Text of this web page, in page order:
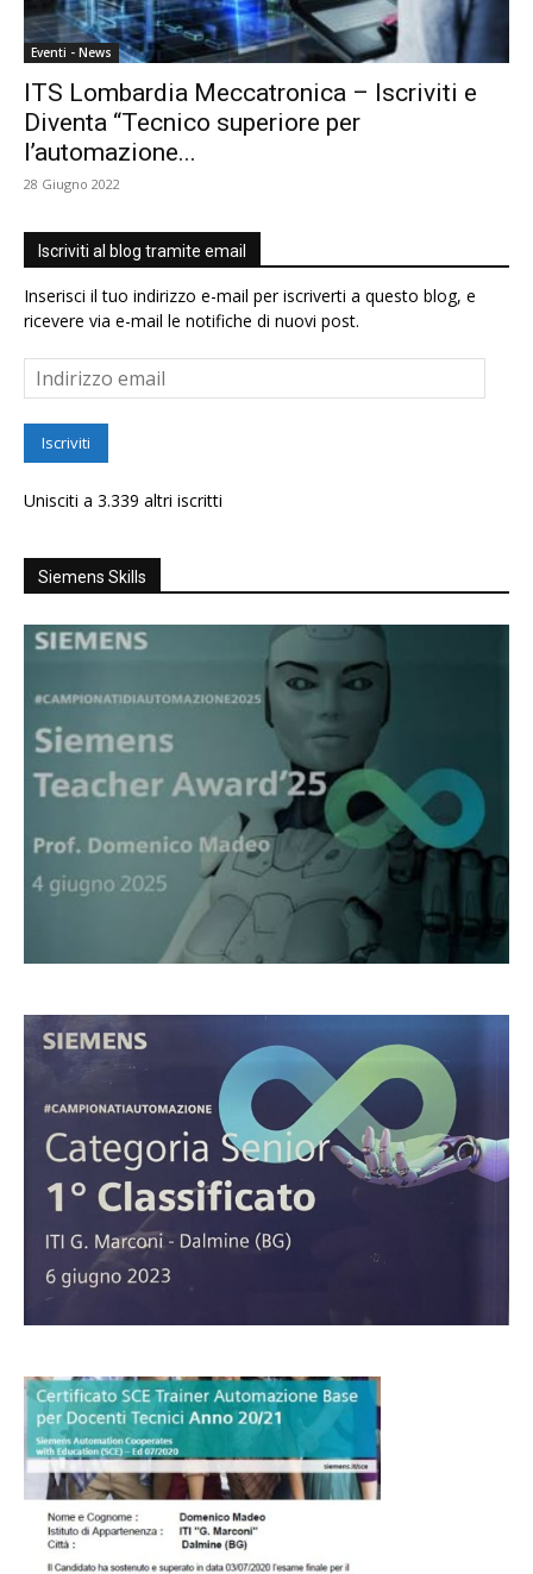
Eventi - News
ITS Lombardia Meccatronica – Iscriviti e
Diventa “Tecnico superiore per
l’automazione...
28 Giugno 2022
Iscriviti al blog tramite email
Inserisci il tuo indirizzo e-mail per iscriverti a questo blog, e
ricevere via e-mail le notifiche di nuovi post.
Indirizzo
email
Iscriviti
Unisciti a 3.339 altri iscritti
Siemens Skills